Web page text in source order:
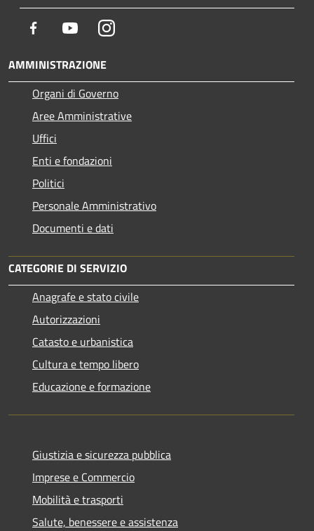
Facebook YoutubeInstagram
AMMINISTRAZIONE
Organi di Governo
Aree Amministrative
Uffici
Enti e fondazioni
Politici
Personale Amministrativo
Documenti e dati
CATEGORIE DI SERVIZIO
Anagrafe e stato civile
Autorizzazioni
Catasto e urbanistica
Cultura e tempo libero
Educazione e formazione
Giustizia e sicurezza pubblica
Imprese e Commercio
Mobilità e trasporti
Salute, benessere e assistenza